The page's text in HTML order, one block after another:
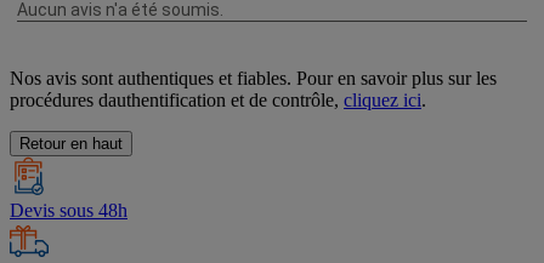
Nos avis sont authentiques et fiables. Pour en savoir plus sur les
procédures dauthentification et de contrôle, cliquez ici.
Retour en haut
Devis sous 48h